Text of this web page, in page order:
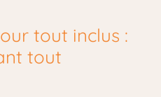
tout inclus :
tout